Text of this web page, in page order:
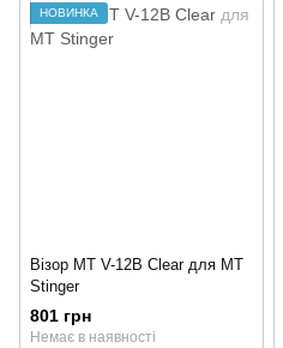
НОВИНКА
Візор MT V-12B Clear для MT
Stinger
801 грн
Немає в наявності